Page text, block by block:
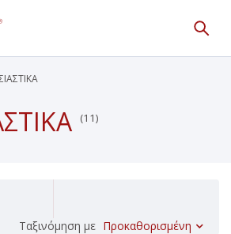
μας
PDF Τα Νέα μας
(11)
Ταξινόμηση με Προκαθορισμένη